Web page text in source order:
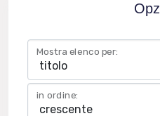
Mostra elenco per:
in ordine: